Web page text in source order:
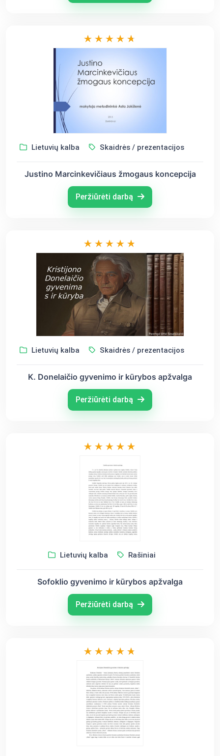
Lietuvių kalba Skaidrės / prezentacijos
Justino Marcinkevičiaus žmogaus koncepcija
Peržiūrėti darbą
Lietuvių kalba Skaidrės / prezentacijos
K. Donelaičio gyvenimo ir kūrybos apžvalga
Peržiūrėti darbą
Lietuvių kalba Rašiniai
Sofoklio gyvenimo ir kūrybos apžvalga
Peržiūrėti darbą